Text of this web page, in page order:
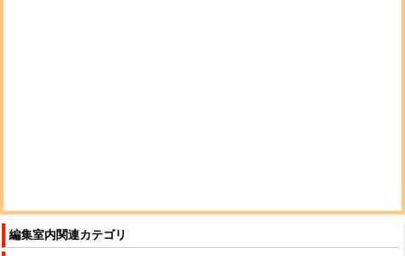
編集室内関連カテゴリ